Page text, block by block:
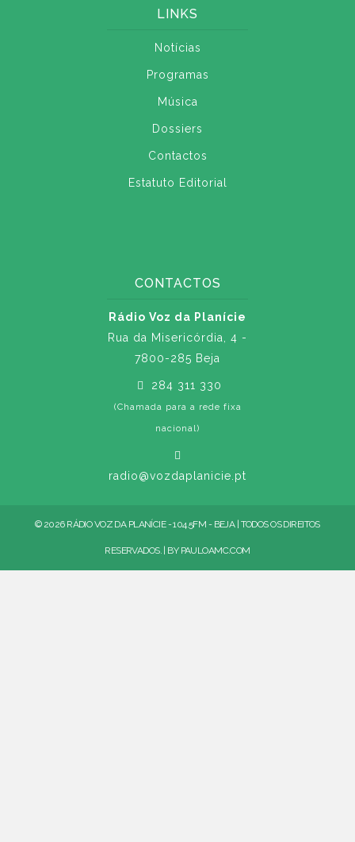
LINKS
Notícias
Programas
Música
Dossiers
Contactos
Estatuto Editorial
CONTACTOS
Rádio Voz da Planície
Rua da Misericórdia, 4 -
7800-285 Beja
284 311 330
(Chamada para a rede fixa
nacional)
radio@vozdaplanicie.pt
© 2026 RÁDIO VOZ DA PLANÍCIE - 104.5FM - BEJA | TODOS OS DIREITOS
RESERVADOS. | BY PAULOAMC.COM